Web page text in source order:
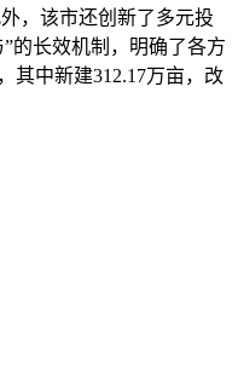
，该市还创新了多元投
的长效机制，明确了各方
其中新建312.17万亩，改